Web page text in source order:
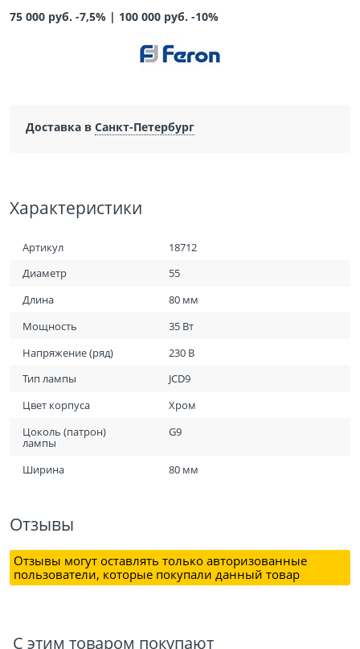
75 000 руб. -7,5% | 100 000 руб. -10%
Доставка в Санкт-Петербург
Характеристики
Артикул
18712
Диаметр
55
Длина
80 мм
Мощность
35 Вт
Напряжение (ряд)
230 В
Тип лампы
JCD9
Цвет корпуса
Хром
Цоколь (патрон)
лампы
G9
Ширина 80 мм
Отзывы
Отзывы могут оставлять только авторизованные
пользователи, которые покупали данный товар
С этим товаром покупают